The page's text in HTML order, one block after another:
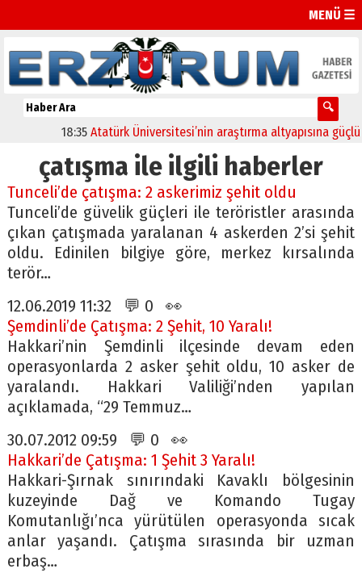
MENÜ ☰
18:35 Atatürk Üniversitesi’nin araştırma altyapısına güçlü
çatışma ile ilgili haberler
Tunceli’de çatışma: 2 askerimiz şehit oldu
Tunceli’de güvelik güçleri ile teröristler arasında
çıkan çatışmada yaralanan 4 askerden 2’si şehit
oldu. Edinilen bilgiye göre, merkez kırsalında
terör…
12.06.2019 11:32 💬 0 👀
Şemdinli’de Çatışma: 2 Şehit, 10 Yaralı!
Hakkari’nin Şemdinli ilçesinde devam eden
operasyonlarda 2 asker şehit oldu, 10 asker de
yaralandı. Hakkari Valiliği’nden yapılan
açıklamada, “29 Temmuz…
30.07.2012 09:59 💬 0 👀
Hakkari’de Çatışma: 1 Şehit 3 Yaralı!
Hakkari-Şırnak sınırındaki Kavaklı bölgesinin
kuzeyinde Dağ ve Komando Tugay
Komutanlığı’nca yürütülen operasyonda sıcak
anlar yaşandı. Çatışma sırasında bir uzman
erbaş…